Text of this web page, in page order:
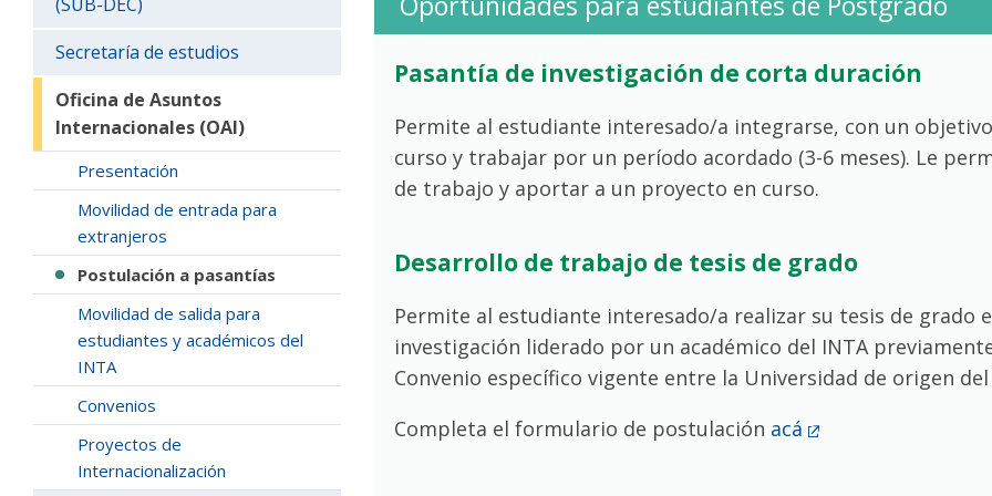
Secretaría de estudios
Oficina de Asuntos
Internacionales (OAI)
Presentación
Movilidad de entrada para
extranjeros
Postulación a pasantías
Movilidad de salida para
estudiantes y académicos del
INTA
Convenios
Proyectos de
Internacionalización
Pasantía de investigación de corta duración
Permite al estudiante interesado/a integrarse, con un
curso y trabajar por un período acordado (3-6 meses). Le
de trabajo y aportar a un proyecto en curso.
Desarrollo de trabajo de tesis de grado
Permite al estudiante interesado/a realizar su tesis de grado
investigación liderado por un académico del INTA
Convenio específico vigente entre la Universidad de origen
Completa el formulario de postulación acá